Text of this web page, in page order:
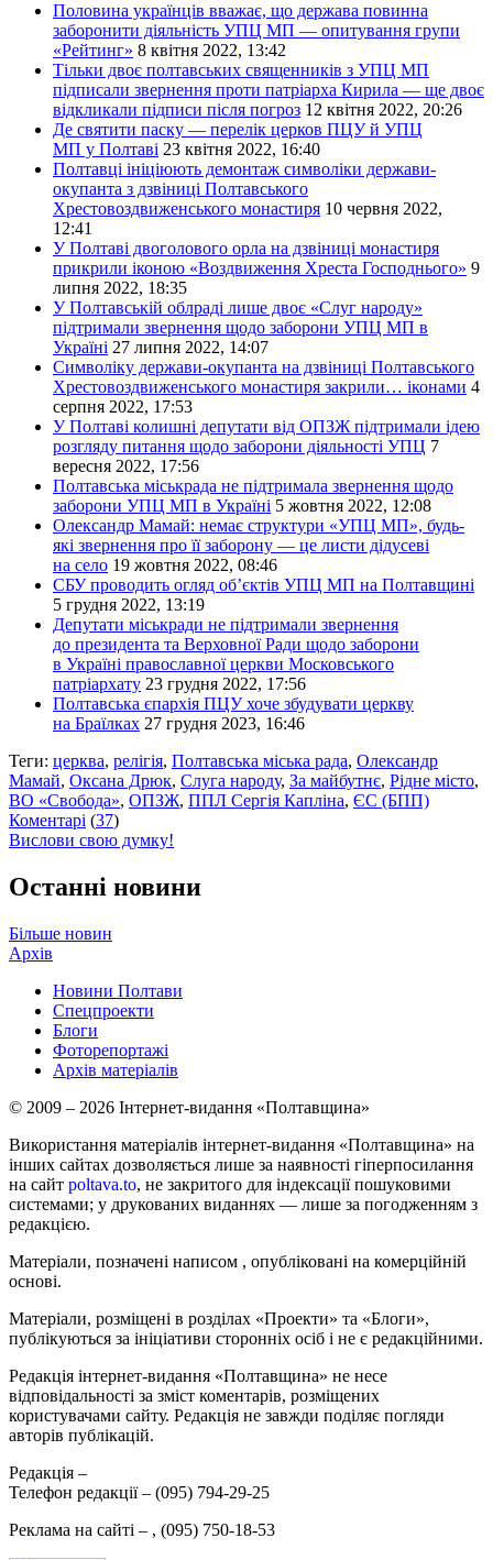
Половина українців вважає, що держава повинна
заборонити діяльність УПЦ МП — опитування групи
«Рейтинг» 8 квітня 2022, 13:42
Тільки двоє полтавських священників з УПЦ МП
підписали звернення проти патріарха Кирила — ще двоє
відкликали підписи після погроз 12 квітня 2022, 20:26
Де святити паску — перелік церков ПЦУ й УПЦ
МП у Полтаві 23 квітня 2022, 16:40
Полтавці ініціюють демонтаж символіки держави-
окупанта з дзвіниці Полтавського
Хрестовоздвиженського монастиря 10 червня 2022,
12:41
У Полтаві двоголового орла на дзвіниці монастиря
прикрили іконою «Воздвиження Хреста Господнього» 9
липня 2022, 18:35
У Полтавській облраді лише двоє «Слуг народу»
підтримали звернення щодо заборони УПЦ МП в
Україні 27 липня 2022, 14:07
Символіку держави-окупанта на дзвіниці Полтавського
Хрестовоздвиженського монастиря закрили… іконами 4
серпня 2022, 17:53
У Полтаві колишні депутати від ОПЗЖ підтримали ідею
розгляду питання щодо заборони діяльності УПЦ 7
вересня 2022, 17:56
Полтавська міськрада не підтримала звернення щодо
заборони УПЦ МП в Україні 5 жовтня 2022, 12:08
Олександр Мамай: немає структури «УПЦ МП», будь-
які звернення про її заборону — це листи дідусеві
на село 19 жовтня 2022, 08:46
СБУ проводить огляд об’єктів УПЦ МП на Полтавщині
5 грудня 2022, 13:19
Депутати міськради не підтримали звернення
до президента та Верховної Ради щодо заборони
в Україні православної церкви Московського
патріархату 23 грудня 2022, 17:56
Полтавська єпархія ПЦУ хоче збудувати церкву
на Браїлках 27 грудня 2023, 16:46
Теги: церква, релігія, Полтавська міська рада, Олександр
Мамай, Оксана Дрюк, Слуга народу, За майбутнє, Рідне місто,
ВО «Свобода», ОПЗЖ, ППЛ Сергія Капліна, ЄС (БПП)
Коментарі (37)
Вислови свою думку!
Останні новини
Більше новин
Архів
Новини Полтави
Спецпроекти
Блоги
Фоторепортажі
Архів матеріалів
© 2009 – 2026 Інтернет-видання «Полтавщина»
Використання матеріалів інтернет-видання «Полтавщина» на
інших сайтах дозволяється лише за наявності гіперпосилання
на сайт poltava.to, не закритого для індексації пошуковими
системами; у друкованих виданнях — лише за погодженням з
редакцією.
Матеріали, позначені написом , опубліковані на комерційній
основі.
Матеріали, розміщені в розділах «Проекти» та «Блоги»,
публікуються за ініціативи сторонніх осіб і не є редакційними.
Редакція інтернет-видання «Полтавщина» не несе
відповідальності за зміст коментарів, розміщених
користувачами сайту. Редакція не завжди поділяє погляди
авторів публікацій.
Редакція –
Телефон редакції – (095) 794-29-25
Реклама на сайті – , (095) 750-18-53